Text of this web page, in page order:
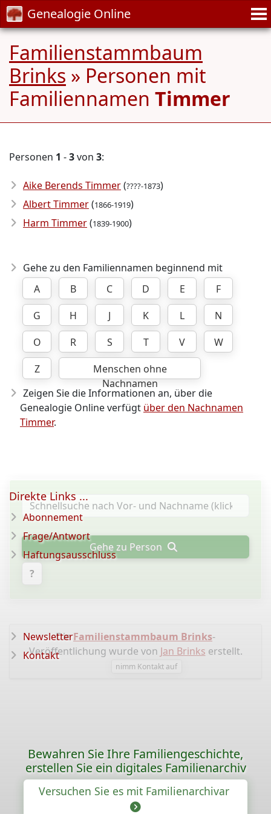
Genealogie Online
Familienstammbaum
Brinks » Personen mit
Familiennamen Timmer
Personen 1 -3von 3:
Aike Berends Timmer(????-1873)
Albert Timmer(1866-1919)
Harm Timmer(1839-1900)
Gehe zu den Familiennamen beginnend mit
A
B C D E
F
G
H J K L
N
O
R S T V
W
Z
Menschen ohne
Nachnamen
Zeigen Sie die Informationen an, über die
Genealogie Online verfügt über den Nachnamen
Timmer.
Gehe zu Person
?
DieFamilienstammbaum Brinks-
Veröffentlichung wurde von Jan Brinks erstellt.
nimm Kontakt auf
Direkte Links ...
Abonnement
Frage/Antwort
Haftungsausschluss
Newsletter
Kontakt
Bewahren Sie Ihre Familiengeschichte,
erstellen Sie ein digitales Familienarchiv
Versuchen Sie es mit Familienarchivar